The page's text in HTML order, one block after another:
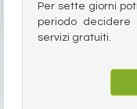
Per sette giorni
periodo
servizi gratuiti.